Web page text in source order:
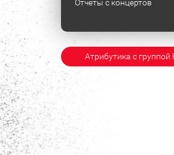
Отчёты с концертов
Атрибутика с группой